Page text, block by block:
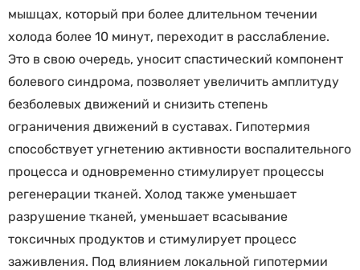
мышцах, который при более длительном течении
холода более 10 минут, переходит в расслабление.
Это в свою очередь, уносит спастический компонент
болевого синдрома, позволяет увеличить амплитуду
безболевых движений и снизить степень
ограничения движений в суставах. Гипотермия
способствует угнетению активности воспалительного
процесса и одновременно стимулирует процессы
регенерации тканей. Холод также уменьшает
разрушение тканей, уменьшает всасывание
токсичных продуктов и стимулирует процесс
заживления. Под влиянием локальной гипотермии